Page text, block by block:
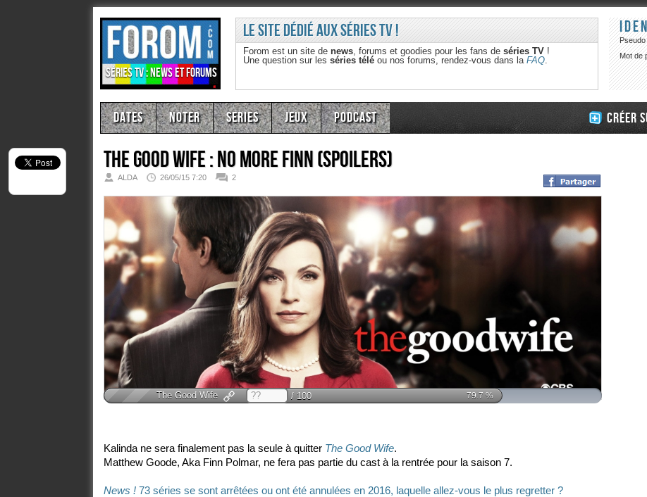
Séries TV : news et forums
Le site dédié aux séries TV !
Forom est un site de news, forums et goodies pour les fans de séries TV!
Une question sur les séries téléou nos forums, rendez-vous dans la FAQ.
Pseudo
Mot de
Dates Noter Series Jeux Podcast Créer
The Good Wife : No more Finn (Spoilers)
ALDA 26/05/15 7:20 2
79.7 %
The Good Wife / 100
Kalinda ne sera finalement pas la seule à quitter The Good Wife.
Matthew Goode, Aka Finn Polmar, ne fera pas partie du cast à la rentrée pour la saison 7.
News ! 73 séries se sont arrêtées ou ont été annulées en 2016, laquelle allez-vous le plus regretter ?